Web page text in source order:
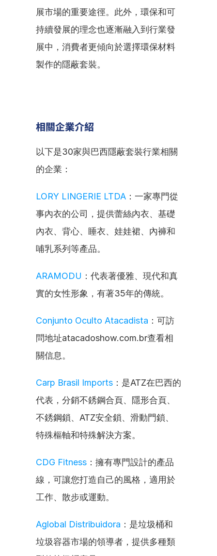
展市場的重要途徑。此外，環保和可
持續發展的理念也逐漸融入到行業發
展中，消費者更傾向於選擇環保材料
製作的隱蔽套裝。
相關企業介紹
以下是30家與巴西隱蔽套裝行業相關
的企業：
LORY LINGERIE LTDA ：一家專門從
事內衣的公司，提供蕾絲內衣、基礎
內衣、背心、睡衣、娃娃裙、內褲和
哺乳系列等產品。
ARAMODU ：代表著優雅、現代和真
實的女性形象，有著35年的傳統。
Conjunto Oculto Atacadista ：可訪
問地址atacadoshow.com.br查看相
關信息。
Carp Brasil Imports ：是ATZ在巴西的
代表，分銷不銹鋼合頁、隱形合頁、
不銹鋼鎖、ATZ安全鎖、滑動門鎖、
特殊樞軸和特殊解決方案。
CDG Fitness ：擁有專門設計的產品
線，可讓您打造自己的風格，適用於
工作、散步或運動。
Aglobal Distribuidora ：是垃圾桶和
垃圾容器市場的領導者，提供多種類